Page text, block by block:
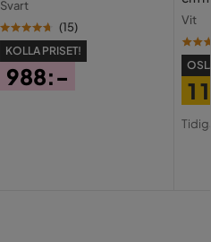
Svart
(15)
KOLLA PRISET!
988:-
Vit
1